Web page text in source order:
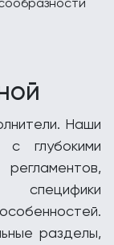
Наши
глубокими
разделы,